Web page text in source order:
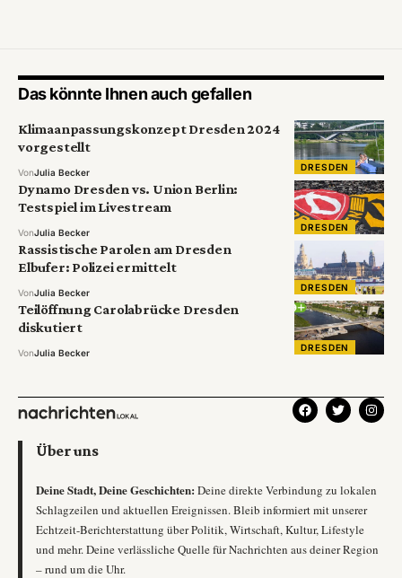
Das könnte Ihnen auch gefallen
DRESDEN
Klimaanpassungskonzept Dresden 2024
vorgestellt
VonJulia Becker
DRESDEN
Dynamo Dresden vs. Union Berlin:
Testspiel im Livestream
VonJulia Becker
DRESDEN
Rassistische Parolen am Dresden
Elbufer: Polizei ermittelt
VonJulia Becker
DRESDEN
Teilöffnung Carolabrücke Dresden
diskutiert
VonJulia Becker
Über uns
Deine Stadt, Deine Geschichten: Deine direkte Verbindung zu lokalen
Schlagzeilen und aktuellen Ereignissen. Bleib informiert mit unserer
Echtzeit-Berichterstattung über Politik, Wirtschaft, Kultur, Lifestyle
und mehr. Deine verlässliche Quelle für Nachrichten aus deiner Region
– rund um die Uhr.